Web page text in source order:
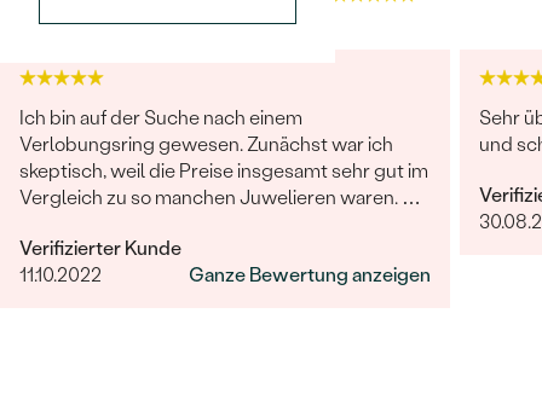
Bestseller
ANSEHEN
Ich bin auf der Suche nach einem
Verlobungsring gewesen. Zunächst war ich
skeptisch, weil die Preise insgesamt sehr gut im
Vergleich zu so manchen Juwelieren waren. Die
ich jedoch nicht. Daraufhin begann der Kontakt
mit dem wohl besten Kundenservice, den ich je
Verifizierter Kunde
11.10.2022
Ganze Bewertung anzeigen
Sehr
und